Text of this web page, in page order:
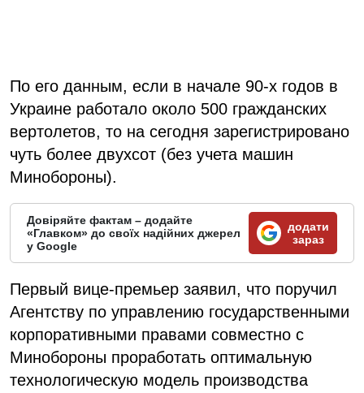
По его данным, если в начале 90-х годов в
Украине работало около 500 гражданских
вертолетов, то на сегодня зарегистрировано
чуть более двухсот (без учета машин
Минобороны).
Довіряйте фактам – додайте
«Главком» до своїх надійних джерел
у Google
додати
зараз
Первый вице-премьер заявил, что поручил
Агентству по управлению государственными
корпоративными правами совместно с
Минобороны проработать оптимальную
технологическую модель производства